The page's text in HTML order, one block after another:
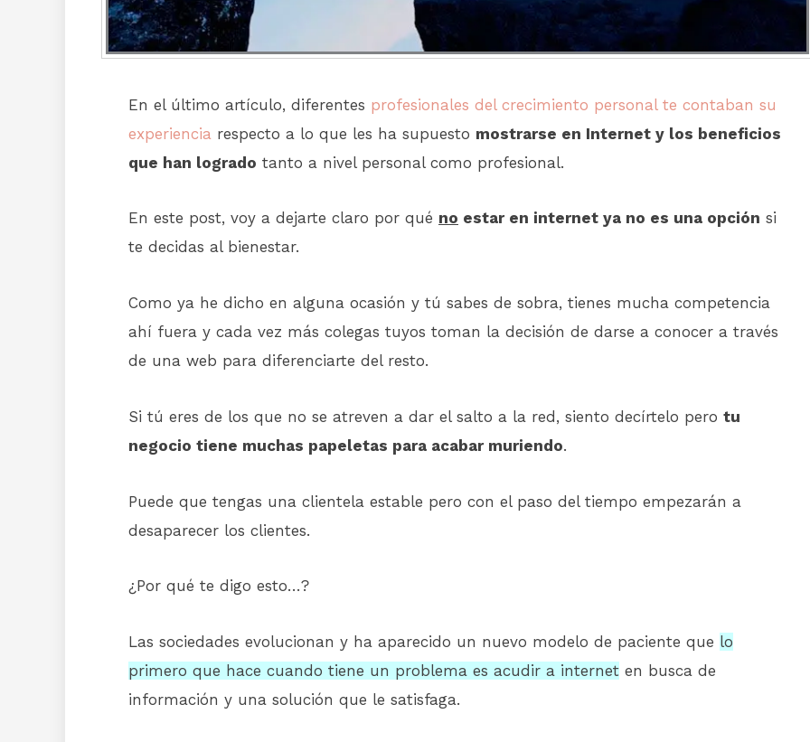
En el último artículo, diferentes profesionales del crecimiento personal te contaban su
experiencia respecto a lo que les ha supuesto mostrarse en Internet y los beneficios
que han logrado tanto a nivel personal como profesional.
En este post, voy a dejarte claro por qué no estar en internet ya no es una opción si
te decidas al bienestar.
Como ya he dicho en alguna ocasión y tú sabes de sobra, tienes mucha competencia
ahí fuera y cada vez más colegas tuyos toman la decisión de darse a conocer a través
de una web para diferenciarte del resto.
Si tú eres de los que no se atreven a dar el salto a la red, siento decírtelo pero tu
negocio tiene muchas papeletas para acabar muriendo.
Puede que tengas una clientela estable pero con el paso del tiempo empezarán a
desaparecer los clientes.
¿Por qué te digo esto…?
Las sociedades evolucionan y ha aparecido un nuevo modelo de paciente que lo
primero que hace cuando tiene un problema es acudir a internet en busca de
información y una solución que le satisfaga.